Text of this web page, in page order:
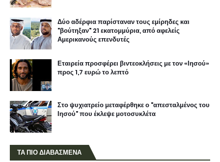
Δύο αδέρφια παρίσταναν τους εμίρηδες και
"βούτηξαν" 21 εκατομμύρια, από αφελείς
Αμερικανούς επενδυτές
Εταιρεία προσφέρει βιντεοκλήσεις με τον «Ιησού»
προς 1,7 ευρώ το λεπτό
Στο ψυχιατρείο μεταφέρθηκε ο "απεσταλμένος του
Ιησού" που έκλεψε μοτοσυκλέτα
ΤΑ ΠΙΟ ΔΙΑΒΑΣΜΕΝΑ